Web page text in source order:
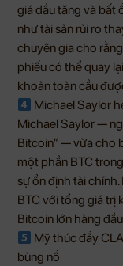
giá dầu tăng và bất
như tài sản rủi ro
chuyên gia cho
phiếu có thể quay
khoản toàn cầu
Michael Saylor
Michael Saylor —
Bitcoin” — vừa cho
một phần BTC
sự ổn định tài
BTC với tổng giá trị
Bitcoin lớn hàng
Mỹ thúc đẩy
bùng nổ